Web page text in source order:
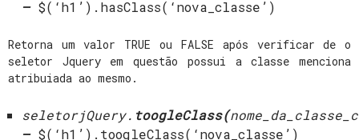
– $(‘h1’).hasClass(‘nova_classe’)
Retorna um valor TRUE ou FALSE após verificar de o
seletor Jquery em questão possui a classe menciona
atribuiada ao mesmo.
seletorjQuery. toogleClass(
– $(‘h1’).toogleClass(‘nova_classe’)